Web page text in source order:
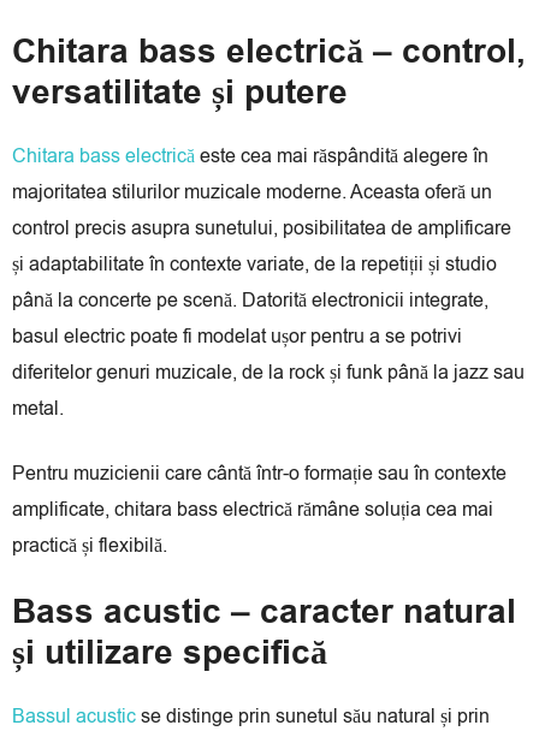
Chitara bass electrică – control,
versatilitate și putere
Chitara bass electricăeste cea mai răspândită alegere în
majoritatea stilurilor muzicale moderne. Aceasta oferă un
control precis asupra sunetului, posibilitatea de amplificare
și adaptabilitate în contexte variate, de la repetiții și studio
până la concerte pe scenă. Datorită electronicii integrate,
basul electric poate fi modelat ușor pentru a se potrivi
diferitelor genuri muzicale, de la rock și funk până la jazz sau
metal.
Pentru muzicienii care cântă într-o formație sau în contexte
amplificate, chitara bass electrică rămâne soluția cea mai
practică și flexibilă.
Bass acustic – caracter natural
și utilizare specifică
Bassul acusticse distinge prin sunetul său natural și prin